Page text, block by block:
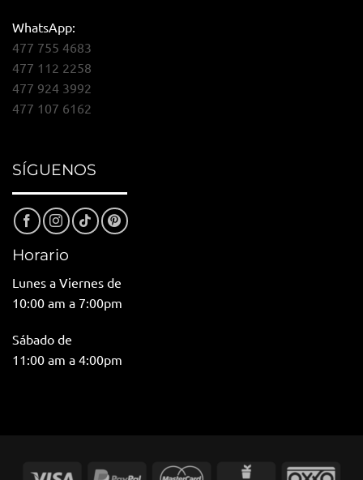
WhatsApp:
477 755 4683
477 112 2258
477 924 3992
477 107 6162
SÍGUENOS
Horario
Lunes a Viernes de
10:00 am a 7:00pm
Sábado de
11:00 am a 4:00pm